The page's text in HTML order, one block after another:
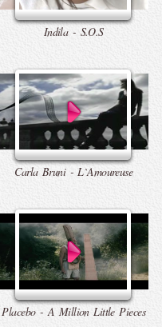
Indila - S.O.S
Carla Bruni - L`Amoureuse
Placebo - A Million Little Pieces